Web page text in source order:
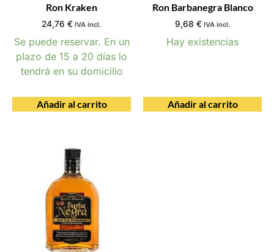
Ron Kraken
24,76 € IVA incl.
Se puede reservar. En un
plazo de 15 a 20 días lo
tendrá en su domicilio
Añadir al carrito
Ron Barbanegra Blanco
9,68 € IVA incl.
Hay existencias
Añadir al carrito